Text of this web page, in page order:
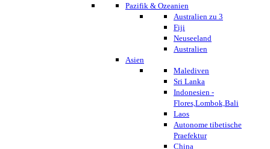
Pazifik & Ozeanien
Australien zu 3
Fiji
Neuseeland
Australien
Asien
Malediven
Sri Lanka
Indonesien -
Flores,Lombok,Bali
Laos
Autonome tibetische
Praefektur
China